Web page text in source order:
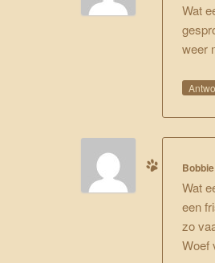
Wat
weer
Wat
een
zo
Woef